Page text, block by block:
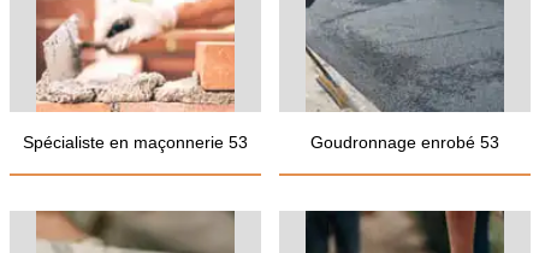
Spécialiste en maçonnerie 53 Goudronnage enrobé 53